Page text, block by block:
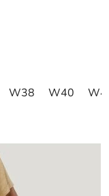
W38 W40